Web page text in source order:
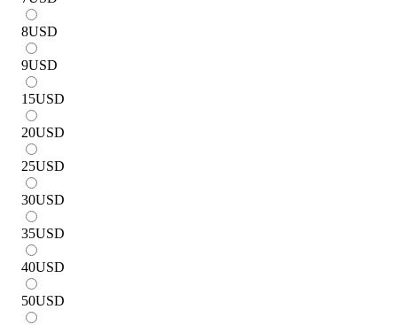
8USD
9USD
15USD
20USD
25USD
30USD
35USD
40USD
50USD